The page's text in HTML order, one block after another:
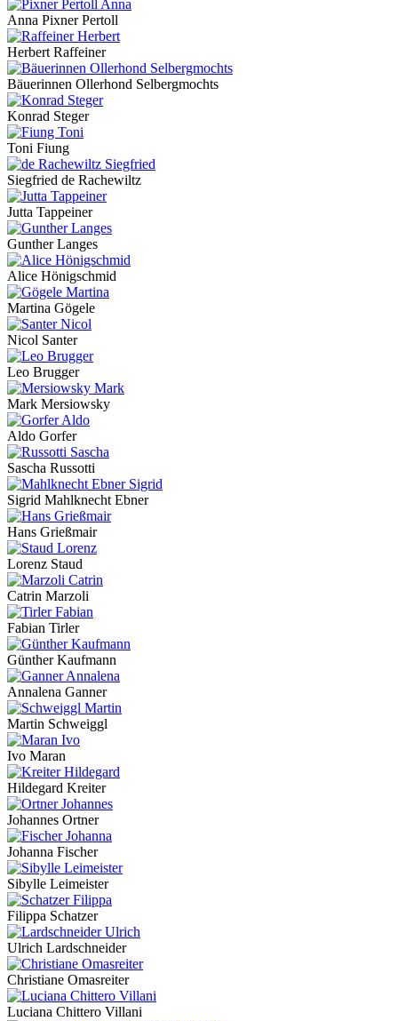
Anna Pixner Pertoll
Herbert Raffeiner
Bäuerinnen Ollerhond Selbergmochts
Konrad Steger
Toni Fiung
Siegfried de Rachewiltz
Jutta Tappeiner
Gunther Langes
Alice Hönigschmid
Martina Gögele
Nicol Santer
Leo Brugger
Mark Mersiowsky
Aldo Gorfer
Sascha Russotti
Sigrid Mahlknecht Ebner
Hans Grießmair
Lorenz Staud
Catrin Marzoli
Fabian Tirler
Günther Kaufmann
Annalena Ganner
Martin Schweiggl
Ivo Maran
Hildegard Kreiter
Johannes Ortner
Johanna Fischer
Sibylle Leimeister
Filippa Schatzer
Ulrich Lardschneider
Christiane Omasreiter
Luciana Chittero Villani